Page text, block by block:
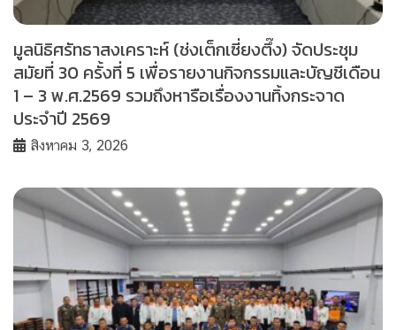
มูลนิธิศรัทธาสงเคราะห์ (ช่งเต็กเซี่ยงตึ๊ง) จัดประชุม
สมัยที่ 30 ครั้งที่ 5 เพื่อรายงานกิจกรรมและบัญชีเดือน
1 – 3 พ.ศ.2569 รวมถึงหารือเรื่องงานทิ้งกระจาด
ประจำปี 2569
สิงหาคม 3, 2026